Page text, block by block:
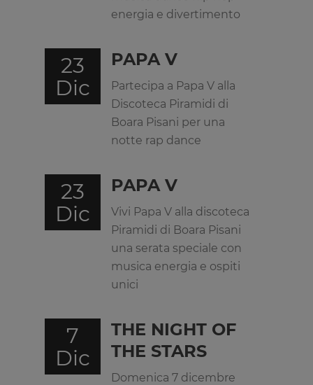
energia e divertimento
23
Dic
PAPA V
Partecipa a Papa V alla
Discoteca Piramidi di
Boara Pisani per una
notte rap dance
23
Dic
PAPA V
Vivi Papa V alla discoteca
Piramidi di Boara Pisani
una serata speciale con
musica energia e ospiti
unici
7
Dic
THE NIGHT OF
THE STARS
Domenica 7 dicembre